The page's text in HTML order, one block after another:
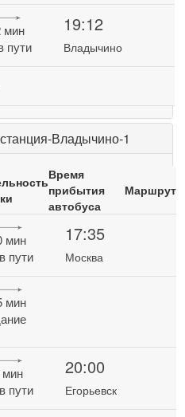
мин
пути
19:12
Владычино
Владычино-1
Время
прибытия
автобуса
Маршрут
мин
пути
17:35
Москва
мин
мин
пути
20:00
Егорьевск